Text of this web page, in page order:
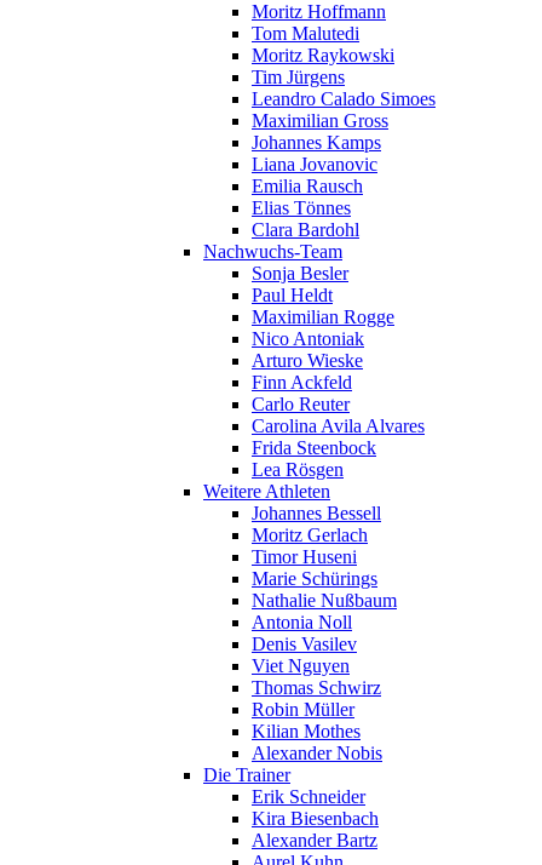
Moritz Hoffmann
Tom Malutedi
Moritz Raykowski
Tim Jürgens
Leandro Calado Simoes
Maximilian Gross
Johannes Kamps
Liana Jovanovic
Emilia Rausch
Elias Tönnes
Clara Bardohl
Nachwuchs-Team
Sonja Besler
Paul Heldt
Maximilian Rogge
Nico Antoniak
Arturo Wieske
Finn Ackfeld
Carlo Reuter
Carolina Avila Alvares
Frida Steenbock
Lea Rösgen
Weitere Athleten
Johannes Bessell
Moritz Gerlach
Timor Huseni
Marie Schürings
Nathalie Nußbaum
Antonia Noll
Denis Vasilev
Viet Nguyen
Thomas Schwirz
Robin Müller
Kilian Mothes
Alexander Nobis
Die Trainer
Erik Schneider
Kira Biesenbach
Alexander Bartz